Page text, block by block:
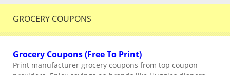
GROCERY COUPONS
Grocery Coupons (Free To Print)
Print manufacturer grocery coupons from top coupon